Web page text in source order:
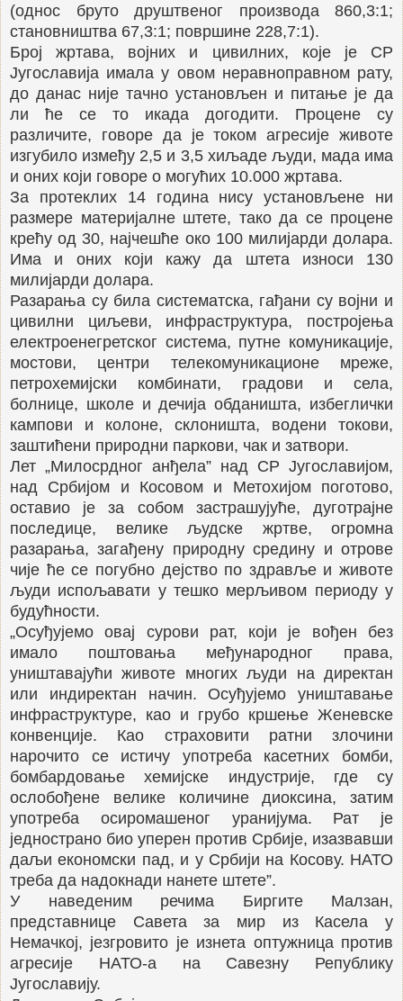
(однос бруто друштвеног производа 860,3:1;
становништва 67,3:1; површине 228,7:1).
Број жртава, војних и цивилних, које је СР
Југославија имала у овом неравноправном рату,
до данас није тачно установљен и питање је да
ли ће се то икада догодити. Процене су
различите, говоре да је током агресије животе
изгубило између 2,5 и 3,5 хиљаде људи, мада има
и оних који говоре о могућих 10.000 жртава.
За протеклих 14 година нису установљене ни
размере материјалне штете, тако да се процене
крећу од 30, најчешће око 100 милијарди долара.
Има и оних који кажу да штета износи 130
милијарди долара.
Разарања су била систематска, гађани су војни и
цивилни циљеви, инфраструктура, постројења
електроенегретског система, путне комуникације,
мостови, центри телекомуникационе мреже,
петрохемијски комбинати, градови и села,
болнице, школе и дечија обданишта, избеглички
кампови и колоне, склоништа, водени токови,
заштићени природни паркови, чак и затвори.
Лет „Милосрдног анђела” над СР Југославијом,
над Србијом и Косовом и Метохијом поготово,
оставио је за собом застрашујуће, дуготрајне
последице, велике људске жртве, огромна
разарања, загађену природну средину и отрове
чије ће се погубно дејство по здравље и животе
људи испољавати у тешко мерљивом периоду у
будућности.
„Осуђујемо овај сурови рат, који је вођен без
имало поштовања међународног права,
уништавајући животе многих људи на директан
или индиректан начин. Осуђујемо уништавање
инфраструктуре, као и грубо кршење Женевске
конвенције. Као страховити ратни злочини
нарочито се истичу употреба касетних бомби,
бомбардовање хемијске индустрије, где су
ослобођене велике количине диоксина, затим
употреба осиромашеног уранијума. Рат је
једнострано био уперен против Србије, изазвавши
даљи економски пад, и у Србији на Косову. НАТО
треба да надокнади нанете штете”.
У наведеним речима Биргите Малзан,
представнице Савета за мир из Касела у
Немачкој, језгровито је изнета оптужница против
агресије НАТО-а на Савезну Републику
Југославију.